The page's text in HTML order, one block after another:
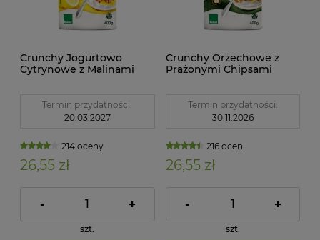
Crunchy Jogurtowo
Cytrynowe z Malinami
Termin przydatności:
20.03.2027
214 oceny
26,55 zł
- +
szt.
Crunchy Orzechowe z
Prażonymi Chipsami
Termin przydatności:
30.11.2026
216 ocen
26,55 zł
- +
szt.